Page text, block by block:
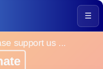
☰
support us ...